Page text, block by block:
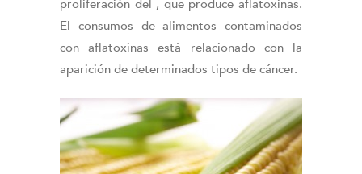
proliferación del , que produce aflatoxinas.
El consumos de alimentos contaminados
con aflatoxinas está relacionado con la
aparición de determinados tipos de cáncer.